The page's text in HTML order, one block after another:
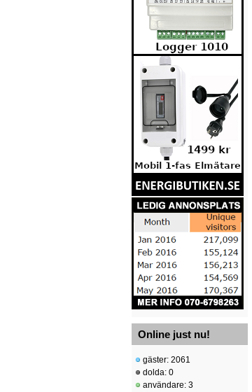
Online just nu!
gäster: 2061
dolda: 0
användare: 3